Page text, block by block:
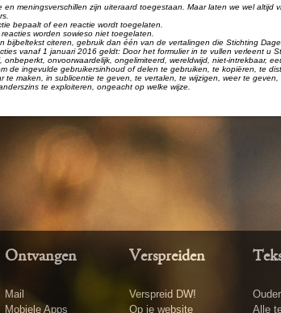
en meningsverschillen zijn uiteraard toegestaan. Maar laten we wel altijd
bepaalt of een reactie wordt toegelaten.
worden sowieso niet toegelaten.
bijbeltekst citeren, gebruik dan één van de vertalingen die Stichting
vanaf 1 januari 2016 geldt: Door het formulier in te vullen verleent u
onbeperkt, onvoorwaardelijk, ongelimiteerd, wereldwijd, niet-intrekbaar,
de ingevulde gebruikersinhoud of delen te gebruiken, te kopiëren, te
te maken, in sublicentie te geven, te vertalen, te wijzigen, weer te
te exploiteren, ongeacht op welke wijze.
Ontvangen
Mail
Mobiele Apps
Verspreiden
Verspreid DW!
Op je website
Alle